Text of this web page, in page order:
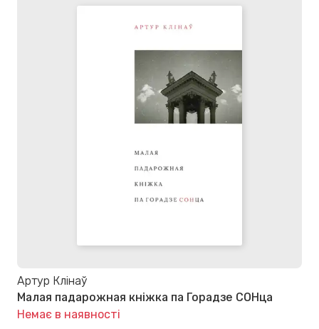
Артур Клінаў
Малая падарожная кніжка па Горадзе СОНца
Немає в наявності